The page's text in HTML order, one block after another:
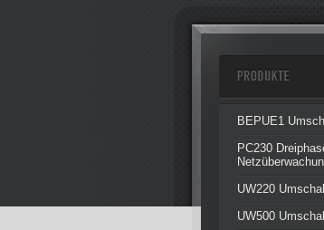
BEPUE1
PC230
UW220
UW500